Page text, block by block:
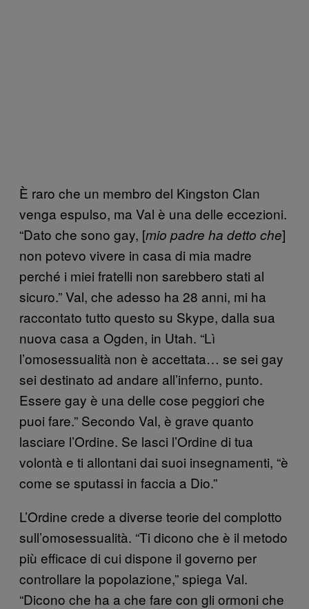
È raro che un membro del Kingston Clan
venga espulso, ma Val è una delle eccezioni.
“Dato che sono gay, [mio padre ha detto che]
non potevo vivere in casa di mia madre
perché i miei fratelli non sarebbero stati al
sicuro.” Val, che adesso ha 28 anni, mi ha
raccontato tutto questo su Skype, dalla sua
nuova casa a Ogden, in Utah. “Lì
l’omosessualità non è accettata… se sei gay
sei destinato ad andare all’inferno, punto.
Essere gay è una delle cose peggiori che
puoi fare.” Secondo Val, è grave quanto
lasciare l’Ordine. Se lasci l’Ordine di tua
volontà e ti allontani dai suoi insegnamenti, “è
come se sputassi in faccia a Dio.”
L’Ordine crede a diverse teorie del complotto
sull’omosessualità. “Ti dicono che è il metodo
più efficace di cui dispone il governo per
controllare la popolazione,” spiega Val.
“Dicono che ha a che fare con gli ormoni che